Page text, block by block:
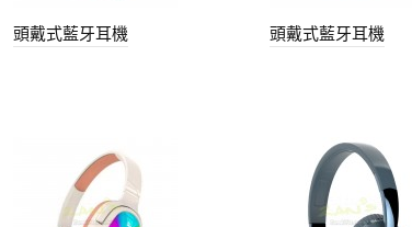
頭戴式藍牙耳機 頭戴式藍牙耳機